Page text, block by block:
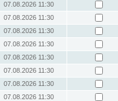
07.08.2026 11:30
07.08.2026 11:30
07.08.2026 11:30
07.08.2026 11:30
07.08.2026 11:30
07.08.2026 11:30
07.08.2026 11:30
07.08.2026 11:30